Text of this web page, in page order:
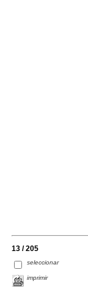
13 / 205
seleccionar
imprimir